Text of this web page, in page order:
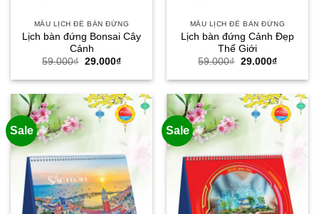
MẪU LỊCH ĐỂ BÀN ĐỨNG
Lịch bàn đứng Bonsai Cây
Cảnh
59.000₫ Giá
là:
29.000₫Giá
tại
29.000₫.
MẪU LỊCH ĐỂ BÀN ĐỨNG
Lịch bàn đứng Cảnh Đẹp
Thế Giới
59.000₫ Giá
là:
29.000₫Giá
tại
29.000₫.
Sale Sale